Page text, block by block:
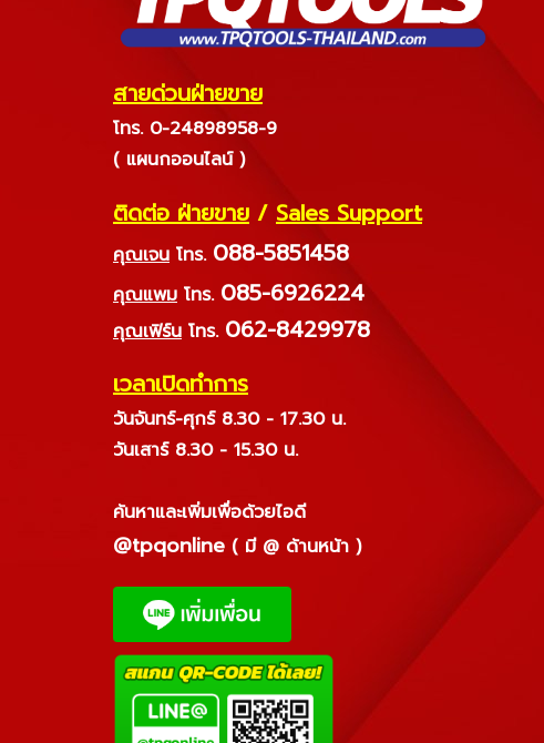
สายด่วนฝ่ายขาย
โทร. 0-24898958-9
( แผนกออนไลน์ )
ติดต่อ ฝ่ายขาย / Sales Support
คุณเจน โทร. 088-5851458
คุณแพม โทร. 085-6926224
คุณเฟิร์น โทร. 062-8429978
เวลาเปิดทำการ
วันจันทร์-ศุกร์ 8.30 - 17.30 น.
วันเสาร์ 8.30 - 15.30 น.
ค้นหาและเพิ่มเพื่อด้วยไอดี
@tpqonline ( มี @ ด้านหน้า )